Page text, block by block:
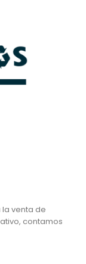
venta de
contamos